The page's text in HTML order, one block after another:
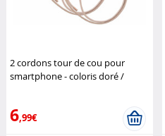
2 cordons tour de cou pour
smartphone - coloris doré /
6,99€